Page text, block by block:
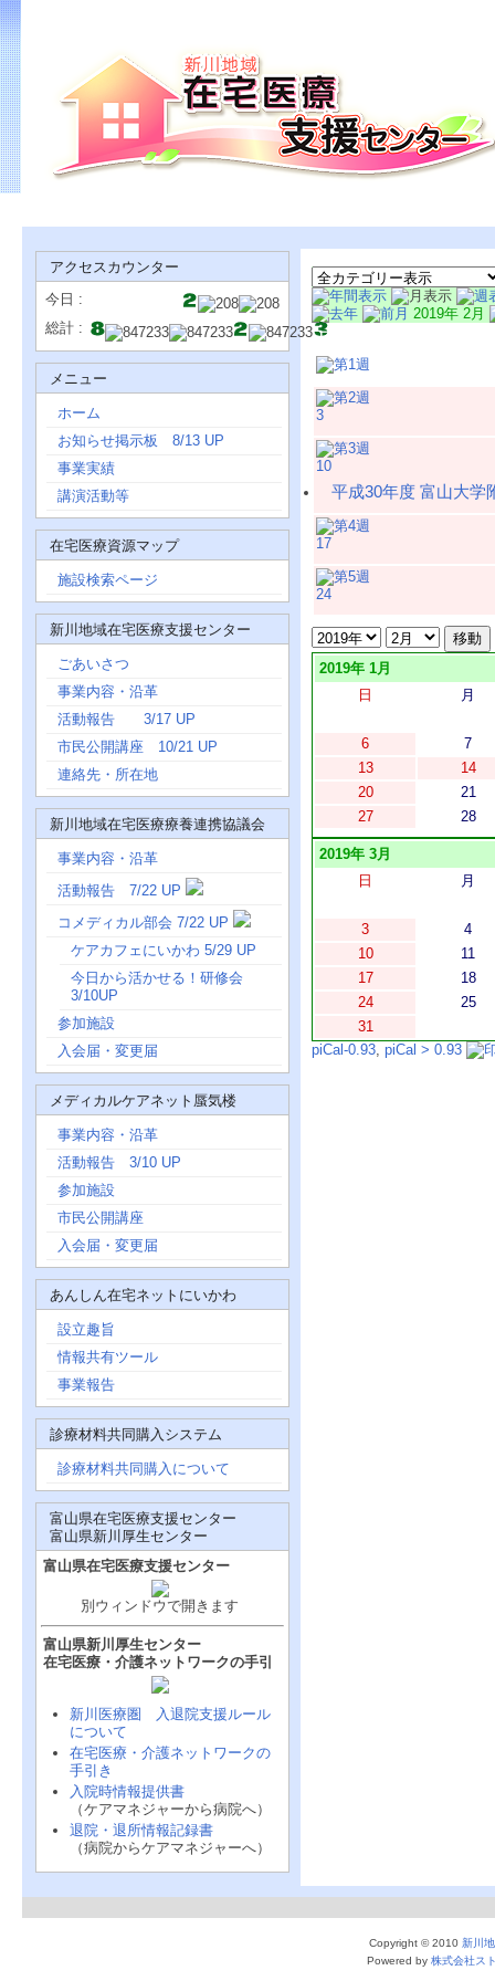
アクセスカウンター
今日 :
総計 :
メニュー
ホーム
お知らせ掲示板 8/13 UP
事業実績
講演活動等
在宅医療資源マップ
施設検索ページ
新川地域在宅医療支援センター
ごあいさつ
事業内容・沿革
活動報告 3/17 UP
市民公開講座 10/21 UP
連絡先・所在地
新川地域在宅医療療養連携協議会
事業内容・沿革
活動報告 7/22 UP
コメディカル部会 7/22 UP
ケアカフェにいかわ 5/29 UP
今日から活かせる！研修会
3/10UP
参加施設
入会届・変更届
メディカルケアネット蜃気楼
事業内容・沿革
活動報告 3/10 UP
参加施設
市民公開講座
入会届・変更届
あんしん在宅ネットにいかわ
設立趣旨
情報共有ツール
事業報告
診療材料共同購入システム
診療材料共同購入について
富山県在宅医療支援センター
富山県新川厚生センター
富山県在宅医療支援センター
別ウィンドウで開きます
富山県新川厚生センター
在宅医療・介護ネットワークの手引
新川医療圏 入退院支援ルール
について
在宅医療・介護ネットワークの
手引き
入院時情報提供書
（ケアマネジャーから病院へ）
退院・退所情報記録書
（病院からケアマネジャーへ）
2019年 2月
日
3
10
平成30年度 富山大学
17
24
2019年 1月
日
月
6
7
13
14
20
21
27
28
2019年 3月
日
月
3
4
10
11
17
18
24
25
31
piCal-0.93, piCal > 0.93
Copyright © 2010 新川
Powered by 株式会社ス